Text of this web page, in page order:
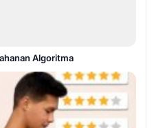
Algoritma